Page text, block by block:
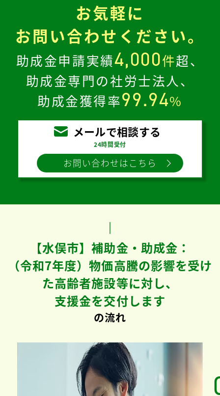
お気軽に
お問い合わせください。
助成金申請実績4,000件超、
助成金専門の社労士法人、
助成金獲得率99.94%
メールで相談する
24時間受付
お問い合わせはこちら
【水俣市】補助金・助成金：
（令和7年度）物価高騰の影響を受け
た高齢者施設等に対し、
支援金を交付します
の流れ